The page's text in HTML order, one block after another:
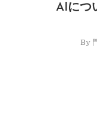
AIにつ
By